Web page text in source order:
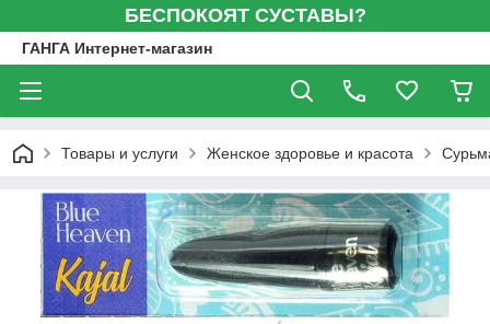
БЕСПОКОЯТ СУСТАВЫ?
ГАНГА Интернет-магазин
Товары и услуги Женское здоровье и красота